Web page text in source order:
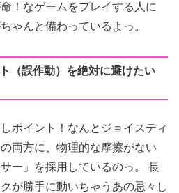
！なゲームをプレイする人に
ゃんと備わっているよっ。
（誤作動）を絶対に避けたい
ポイント！なんとジョイスティ
両方に、物理的な摩擦がない
ー」を採用しているのっ。 長
が勝手に動いちゃうあの忌々し